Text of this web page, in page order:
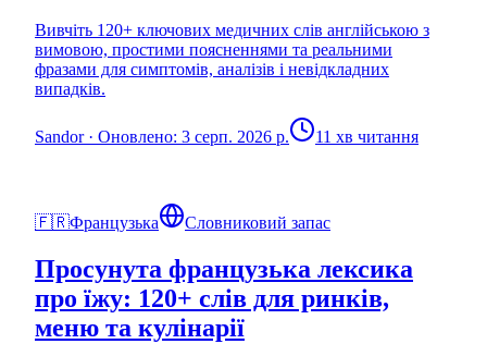
Вивчіть 120+ ключових медичних слів англійською з
вимовою, простими поясненнями та реальними
фразами для симптомів, аналізів і невідкладних
випадків.
Sandor· Оновлено: 3 серп. 2026 р. 11 хв читання
🇫🇷Французька Словниковий запас
Просунута французька лексика
про їжу: 120+ слів для ринків,
меню та кулінарії